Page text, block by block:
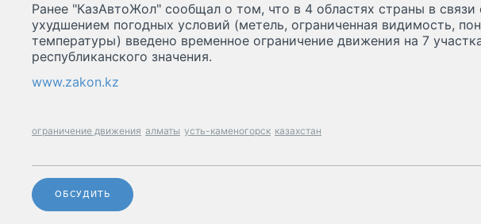
Ранее "КазАвтоЖол" сообщал о том, что в 4 областях страны в связи
ухудшением погодных условий (метель, ограниченная видимость,
температуры) введено временное ограничение движения на 7
республиканского значения.
www.zakon.kz
ограничение движения алматы усть-каменогорск казахстан
ОБСУДИТЬ